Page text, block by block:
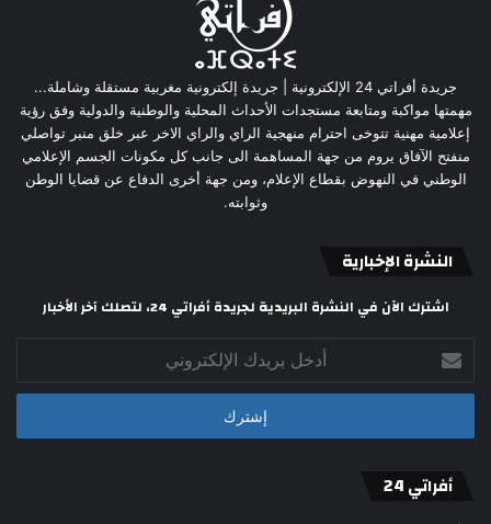
جريدة أفراتي 24 الإلكترونية | جريدة إلكترونية مغربية مستقلة وشاملة...
مهمتها مواكبة ومتابعة مستجدات الأحداث المحلية والوطنية والدولية وفق رؤية
إعلامية مهنية تتوخى احترام منهجية الراي والراي الاخر عبر خلق منبر تواصلي
منفتح الآفاق يروم من جهة المساهمة الى جانب كل مكونات الجسم الإعلامي
الوطني في النهوض بقطاع الإعلام، ومن جهة أخرى الدفاع عن قضايا الوطن
وثوابته.
النشرة الإخبارية
اشترك الآن في النشرة البريدية لجريدة أفراتي 24، لتصلك آخر الأخبار
أدخل
بريدك
الإلكتروني
أفراتي 24